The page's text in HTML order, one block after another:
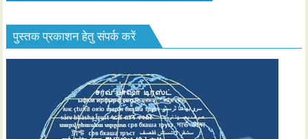
पुस्तक प्रकाशन हेतु संपर्क करें